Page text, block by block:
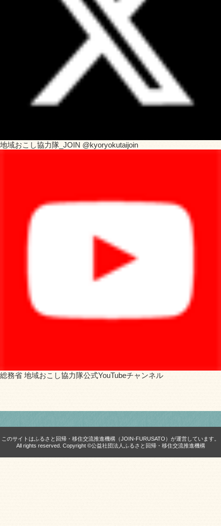
地域おこし協力隊_JOIN @kyoryokutaijoin
総務省 地域おこし協力隊公式YouTubeチャンネル
このサイトはふるさと回帰・移住交流推進機構（JOIN-FURUSATO）が運営しています。
All rights reserved. Copyright ©公益社団法人ふるさと回帰・移住交流推進機構